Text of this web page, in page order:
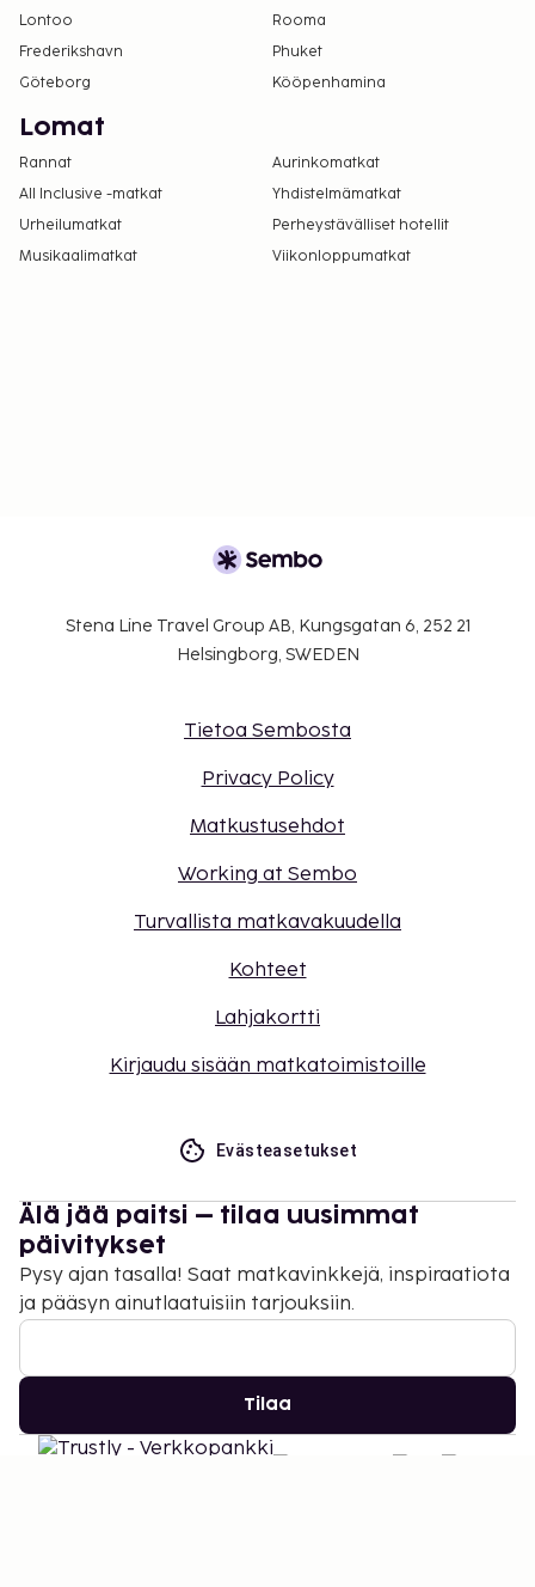
Lontoo
Rooma
Frederikshavn
Phuket
Göteborg
Kööpenhamina
Lomat
Rannat
Aurinkomatkat
All Inclusive -matkat
Yhdistelmämatkat
Urheilumatkat
Perheystävälliset hotellit
Musikaalimatkat
Viikonloppumatkat
Stena Line Travel Group AB, Kungsgatan 6, 252 21
Helsingborg, SWEDEN
Tietoa Sembosta
Privacy Policy
Matkustusehdot
Working at Sembo
Turvallista matkavakuudella
Kohteet
Lahjakortti
Kirjaudu sisään matkatoimistoille
Evästeasetukset
Älä jää paitsi – tilaa uusimmat
päivitykset
Pysy ajan tasalla! Saat matkavinkkejä, inspiraatiota
ja pääsyn ainutlaatuisiin tarjouksiin.
Tilaa